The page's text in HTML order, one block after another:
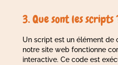
3. Que sont les scripts
Un script est un élément de
notre site web fonctionne
interactive. Ce code est